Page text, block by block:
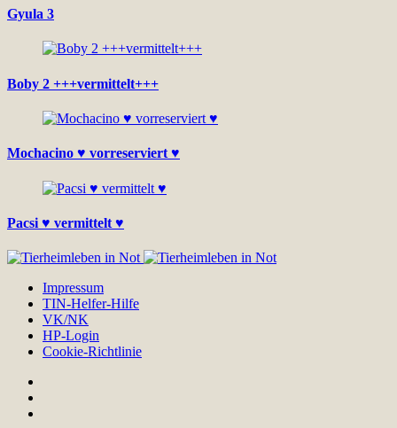
Gyula 3
Boby 2 +++vermittelt+++
Mochacino ♥ vorreserviert ♥
Pacsi ♥ vermittelt ♥
Impressum
TIN-Helfer-Hilfe
VK/NK
HP-Login
Cookie-Richtlinie